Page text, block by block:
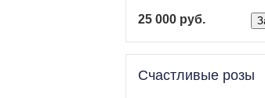
25 000 руб.
Счастливые розы